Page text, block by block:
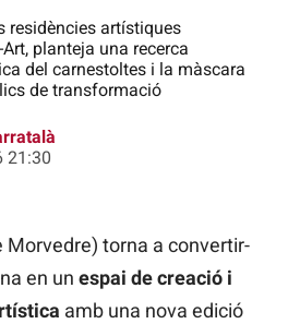
residències artístiques
planteja una recerca
del carnestoltes i la màscara
de transformació
21:30
Morvedre) torna a convertir-
en un espai de creació i
amb una nova edició